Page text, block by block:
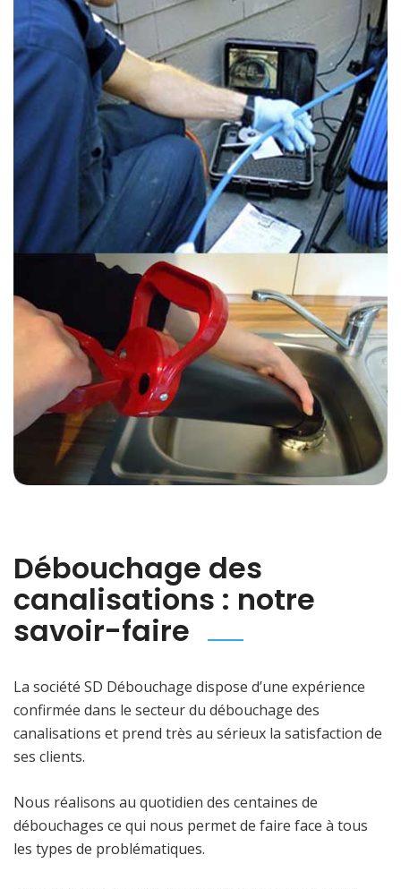
Débouchage des
canalisations : notre
savoir-faire
La société SD Débouchage dispose d’une expérience
confirmée dans le secteur du débouchage des
canalisations et prend très au sérieux la satisfaction de
ses clients.
Nous réalisons au quotidien des centaines de
débouchages ce qui nous permet de faire face à tous
les types de problématiques.